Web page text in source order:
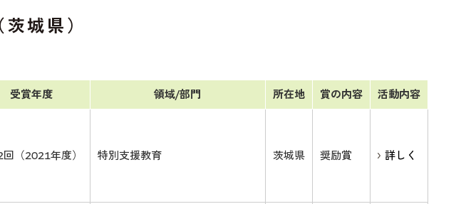
城県）
受賞年度 領域/部門 所在地 賞の内容 活動内容
（2021年度） 特別支援教育 茨城県 奨励賞 詳しく